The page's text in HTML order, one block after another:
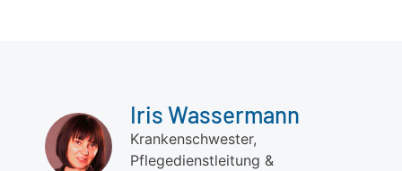
Iris Wassermann
Krankenschwester,
Pflegedienstleitung &